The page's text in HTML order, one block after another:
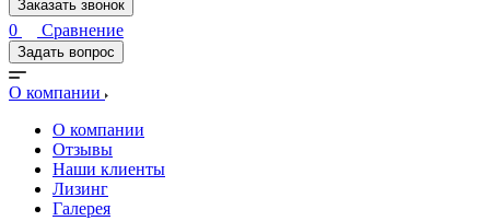
Заказать звонок
0 Сравнение
Задать вопрос
О компании
О компании
Отзывы
Наши клиенты
Лизинг
Галерея